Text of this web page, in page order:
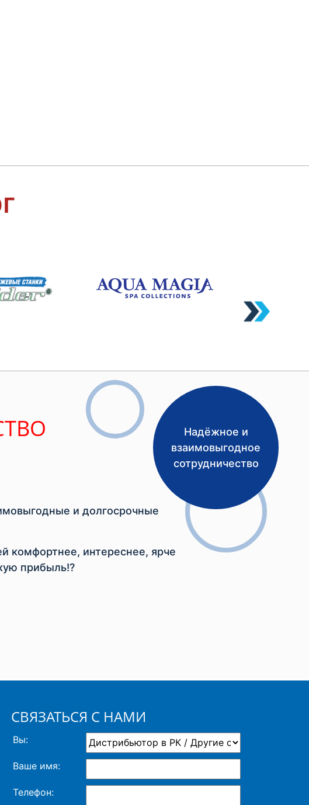
и долгосрочные
комфортнее, интереснее, ярче
прибыль!?
Надёжное и
взаимовыгодное
сотрудничество
СВЯЗАТЬСЯ С НАМИ
Вы:
Ваше имя:
Телефон: